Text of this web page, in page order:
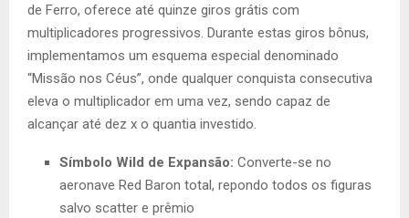
de Ferro, oferece até quinze giros grátis com
multiplicadores progressivos. Durante estas giros bônus,
implementamos um esquema especial denominado
“Missão nos Céus”, onde qualquer conquista consecutiva
eleva o multiplicador em uma vez, sendo capaz de
alcançar até dez x o quantia investido.
Símbolo Wild de Expansão: Converte-se no
aeronave Red Baron total, repondo todos os figuras
salvo scatter e prêmio